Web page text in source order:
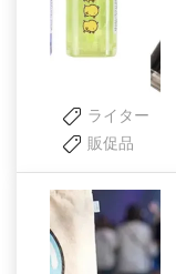
ライター
販促品